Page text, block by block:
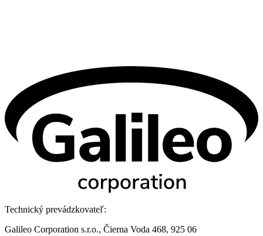
Technický prevádzkovateľ:
Galileo Corporation s.r.o., Čierna Voda 468, 925 06